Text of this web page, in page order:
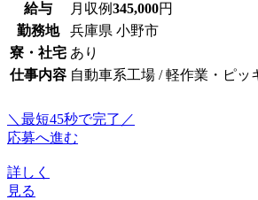
給与 月収例345,000円
勤務地
兵庫県 小野市
寮・社宅 あり
仕事内容 自動車系工場 / 軽作業・ピッ
＼最短45秒で完了／
応募へ進む
詳しく
見る